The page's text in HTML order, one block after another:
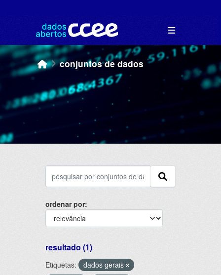
conjuntos de dados
ordenar por
resultado (1)
Etiquetas:
dados gerais